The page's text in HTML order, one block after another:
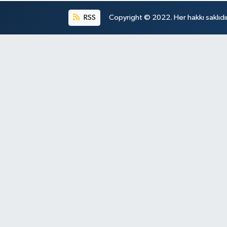
RSS Copyright © 2022. Her hakkı